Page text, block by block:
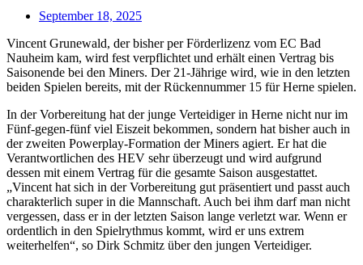
September 18, 2025
Vincent Grunewald, der bisher per Förderlizenz vom EC Bad
Nauheim kam, wird fest verpflichtet und erhält einen Vertrag bis
Saisonende bei den Miners. Der 21-Jährige wird, wie in den letzten
beiden Spielen bereits, mit der Rückennummer 15 für Herne spielen.
In der Vorbereitung hat der junge Verteidiger in Herne nicht nur im
Fünf-gegen-fünf viel Eiszeit bekommen, sondern hat bisher auch in
der zweiten Powerplay-Formation der Miners agiert. Er hat die
Verantwortlichen des HEV sehr überzeugt und wird aufgrund
dessen mit einem Vertrag für die gesamte Saison ausgestattet.
„Vincent hat sich in der Vorbereitung gut präsentiert und passt auch
charakterlich super in die Mannschaft. Auch bei ihm darf man nicht
vergessen, dass er in der letzten Saison lange verletzt war. Wenn er
ordentlich in den Spielrythmus kommt, wird er uns extrem
weiterhelfen“, so Dirk Schmitz über den jungen Verteidiger.